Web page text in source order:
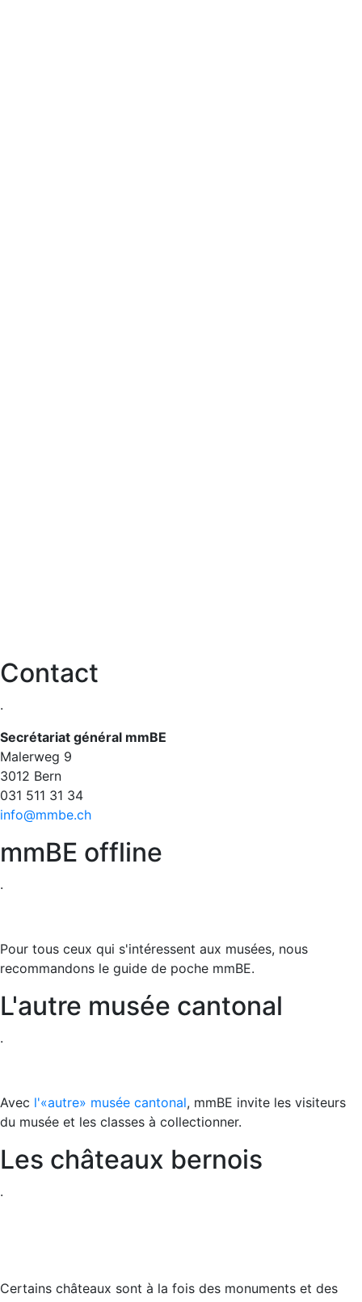
Contact
.
Secrétariat général mmBE
Malerweg 9
3012 Bern
031 511 31 34​​​​​​​
info@mmbe.ch
mmBE offline
.
Pour tous ceux qui s'intéressent aux musées, nous
recommandons le guide de poche mmBE.
L'autre musée cantonal
.
Avec l'«autre» musée cantonal, mmBE invite les visiteurs
du musée et les classes à collectionner.
Les châteaux bernois
.
Certains châteaux sont à la fois des monuments et des